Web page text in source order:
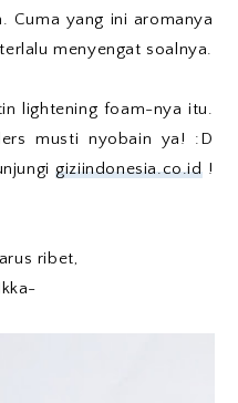
Cuma yang ini aromanya
menyengat soalnya.
lightening foam-nya itu.
musti nyobain ya! :D
giziindonesia.co.id!
ribet,